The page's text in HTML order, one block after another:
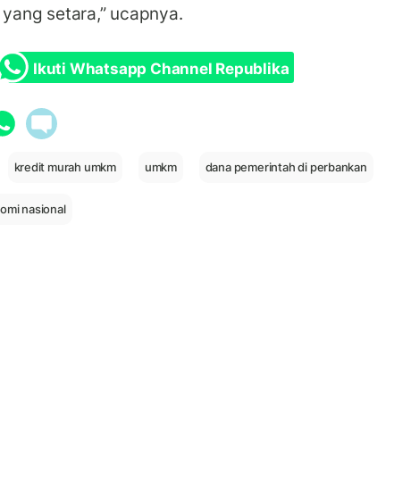
setara,” ucapnya.
Ikuti Whatsapp Channel Republika
kredit murah umkm umkm dana pemerintah di perbankan
nasional